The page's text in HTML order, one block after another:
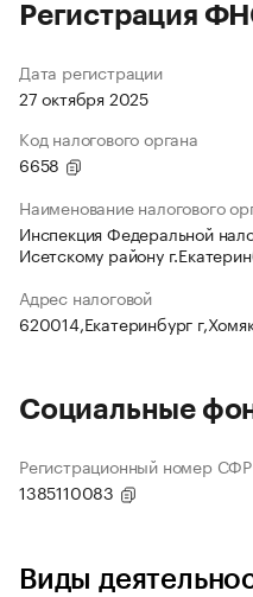
Регистрация
Дата регистрации
27 октября 2025
Код налогового органа
6658
Наименование налогового
Инспекция Федеральной
Исетскому району
Адрес налоговой
620014,Екатеринбург
Социальные
Регистрационный номер СФР
1385110083
Виды